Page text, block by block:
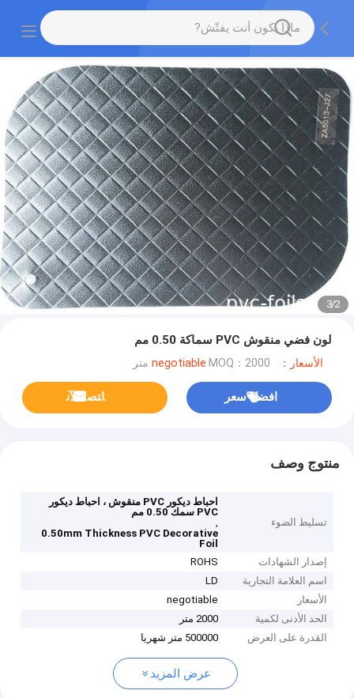
2
/
3
لون فضي منقوش PVC سماكة 0.50 مم
الأسعار：negotiable MOQ：2000 متر
افضل سعر ﺎﺘﺼﻟ ﺍﻶﻧ
منتوج وصف
تسليط الضوء
احباط ديكور PVC منقوش ، احباط ديكور
PVC سمك 0.50 مم
,
0.50mm Thickness PVC Decorative
Foil
إصدار الشهادات
ROHS
اسم العلامة التجارية
LD
الأسعار
negotiable
الحد الأدنى لكمية
2000 متر
القدرة على العرض
500000 متر شهريا
عرض المزيد